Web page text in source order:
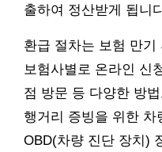
출하여 정산받게 됩니
환급 절차는 보험 만기
보험사별로 온라인 신
점 방문 등 다양한 방
행거리 증빙을 위한
OBD(차량 진단 장치)